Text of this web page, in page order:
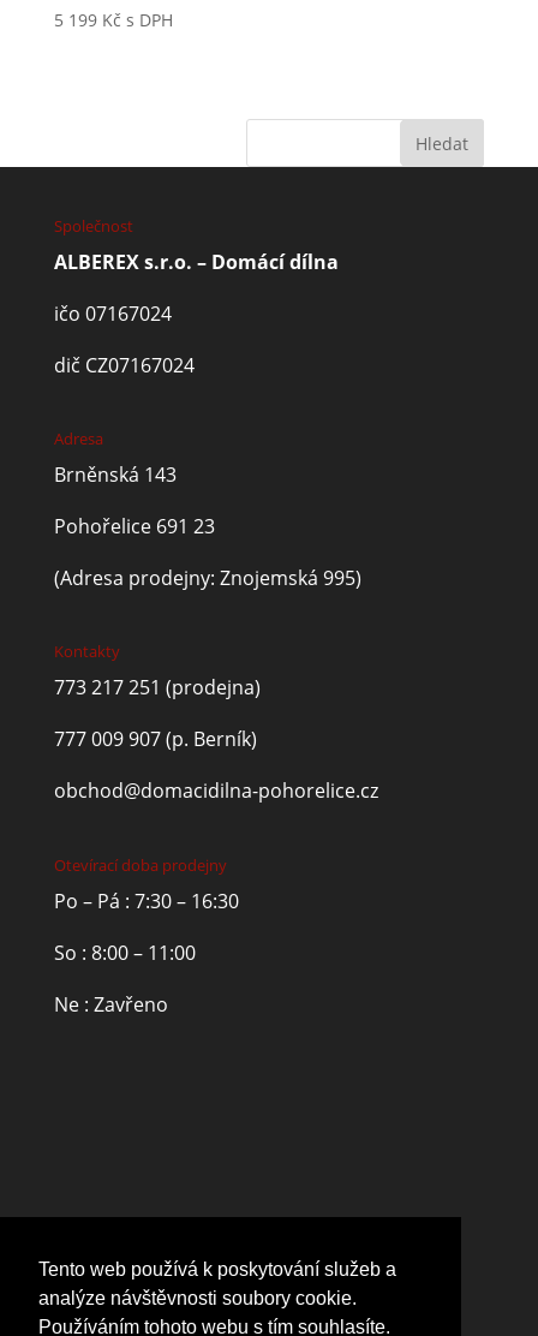
Tento web používá k poskytování služeb a
analýze návštěvnosti soubory cookie.
Používáním tohoto webu s tím souhlasíte.
5 199 Kč s DPH
Společnost
ALBEREX s.r.o. – Domácí dílna
ičo 07167024
dič CZ07167024
Adresa
Brněnská 143
Pohořelice 691 23
(Adresa prodejny: Znojemská 995)
Kontakty
773 217 251 (prodejna)
777 009 907(p. Berník)
obchod@domacidilna-pohorelice.cz
Otevírací doba prodejny
Po – Pá : 7:30 – 16:30
So : 8:00 – 11:00
Ne : Zavřeno